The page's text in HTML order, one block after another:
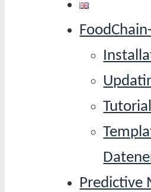
Predictive